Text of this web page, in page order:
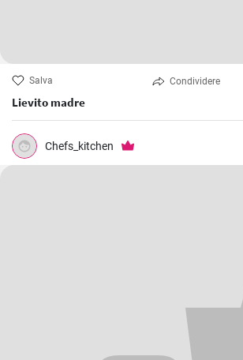
Salva Condividere
Lievito madre
Chefs_kitchen